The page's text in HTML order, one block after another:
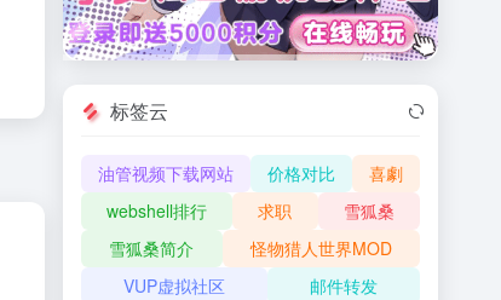
标签云
油管视频下载网站 价格对比
喜劇
webshell排行
求职
雪狐桑
雪狐桑简介
怪物猎人世界MOD
VUP虚拟社区
邮件转发